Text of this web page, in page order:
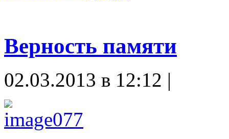
Верность памяти
02.03.2013 в 12:12 |